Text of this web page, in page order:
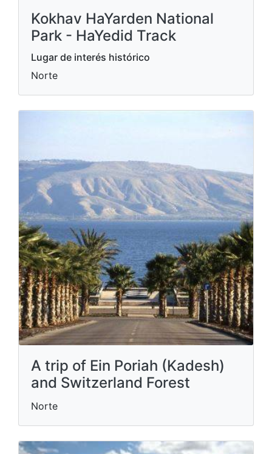
Kokhav HaYarden National
Park - HaYedid Track
Lugar de interés histórico
Norte
A trip of Ein Poriah (Kadesh)
and Switzerland Forest
Norte